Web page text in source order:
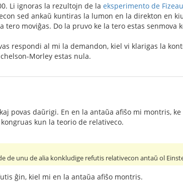
Li ignoras la rezultojn de la eksperimento de Fizeau
sed ankaŭ kuntiras la lumon en la direkton en
tero moviĝas. Do la pruvo ke la tero estas senmova
respondi al mi la demandon, kiel vi klarigas la
Morley estas nula.
povas daŭrigi. En en la antaŭa afiŝo mi montris,
kun la teorio de relativeco.
de unu de alia konkludige refutis relativecon antaŭ ol
ĝin, kiel mi en la antaŭa afiŝo montris.